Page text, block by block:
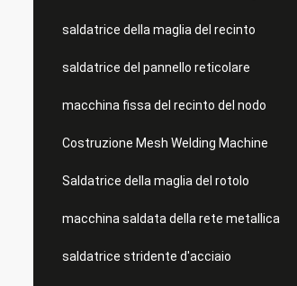
saldatrice della maglia del recinto
saldatrice del pannello reticolare
macchina fissa del recinto del nodo
Costruzione Mesh Welding Machine
Saldatrice della maglia del rotolo
macchina saldata della rete metallica
saldatrice stridente d'acciaio